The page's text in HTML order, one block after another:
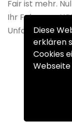
Diese
erklären
Cookies
Fair ist mehr.
Ihr Fahrzeug,
Unfallfahrzeug